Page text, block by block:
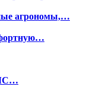
агрономы,…